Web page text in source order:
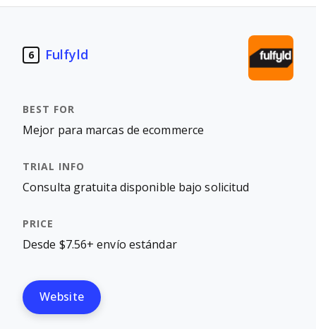
6 Fulfyld
Mejor para marcas de ecommerce
Consulta gratuita disponible bajo solicitud
Desde $7.56+ envío estándar
Website